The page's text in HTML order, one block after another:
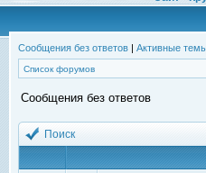
Сообщения без ответов | Активные
Список форумов
Сообщения без ответов
Поиск